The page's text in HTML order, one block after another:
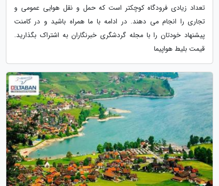
تعداد زیادی فرودگاه کوچکتر است که حمل و نقل هوایی عمومی و
تجاری را انجام می دهند. در ادامه با ما همراه باشید و در کامنت
پیشنهاد خودتان را با مجله گردشگری خبرنگاران به اشتراک بگذارید.
قیمت بلیط هواپیما